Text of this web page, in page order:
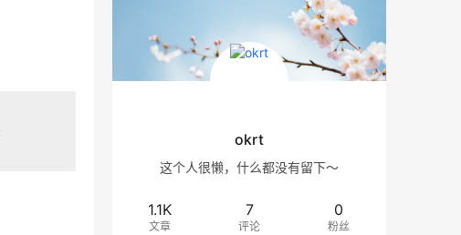
okrt
这个人很懒，什么都没有留下～
1.1K
文章
7
评论
0
粉丝